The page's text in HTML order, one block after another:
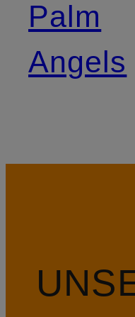
Palm
Angels